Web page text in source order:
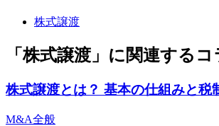
株式譲渡
「株式譲渡」に関連するコ
株式譲渡とは？ 基本の仕組みと
M&A全般